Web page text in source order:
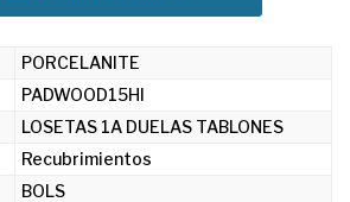
PORCELANITE
PADWOOD15HI
LOSETAS 1A DUELAS TABLONES
Recubrimientos
BOLS